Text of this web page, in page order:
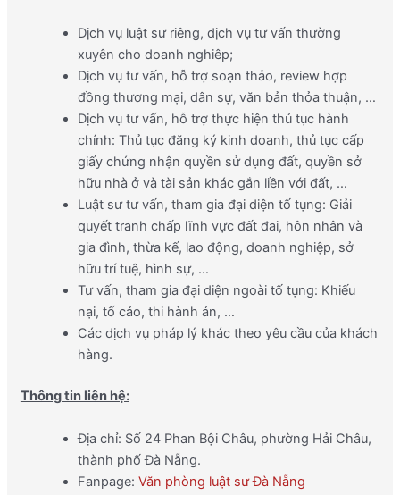
Dịch vụ luật sư riêng, dịch vụ tư vấn thường
xuyên cho doanh nghiêp;
Dịch vụ tư vấn, hỗ trợ soạn thảo, review hợp
đồng thương mại, dân sự, văn bản thỏa thuận, …
Dịch vụ tư vấn, hỗ trợ thực hiện thủ tục hành
chính: Thủ tục đăng ký kinh doanh, thủ tục cấp
giấy chứng nhận quyền sử dụng đất, quyền sở
hữu nhà ở và tài sản khác gắn liền với đất, …
Luật sư tư vấn, tham gia đại diện tố tụng: Giải
quyết tranh chấp lĩnh vực đất đai, hôn nhân và
gia đình, thừa kế, lao động, doanh nghiệp, sở
hữu trí tuệ, hình sự, …
Tư vấn, tham gia đại diện ngoài tố tụng: Khiếu
nại, tố cáo, thi hành án, …
Các dịch vụ pháp lý khác theo yêu cầu của khách
hàng.
Thông tin liên hệ:
Địa chỉ: Số 24 Phan Bội Châu, phường Hải Châu,
thành phố Đà Nẵng.
Fanpage: Văn phòng luật sư Đà Nẵng